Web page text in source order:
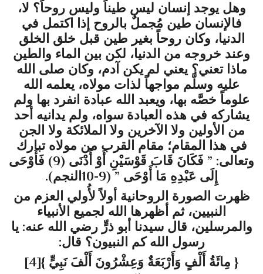
وهل يوجد إنسان ليس طيناً وليس روحاً؟ لا،
فالإنسان طين مُجملٌ بالروح إذا اكتمل في
الدنيا، وكان روحاً بغير طين قبل خلق الخلق
وعند خروجه من الدنيا، لكن بين الماء والطين
ماذا تعني؟ يعني لم يكن آدم، وكان صلى الله
عليه وسلَّم مواجهاً لذات مولاه، يعلمه الله
علوماً خصَّه بها، ويعبد الله عبادة انفرد بها ولم
يشاركه في هذه العبادة سواه، ولم يدانيه أحد
من الأولين ولا الآخرين ولا الملائكة ولا الجن
في هذا المقام؛ مقام القرب من مولاه تبارك
وتعالى: ” فَكَانَ قَابَ قَوْسَيْنِ أَوْ أَدْنَى (9) فَأَوْحَى
إِلَى عَبْدِهِ مَا أَوْحَى ” (9-10النجم).
ظهرت الصورة الروحانية أولاً لأُولي العزم من
النبيين، ثم أظهرها الله لجميع الأنبياء
والمرسلين، قال سيدنا أبو ذرٍّ رضي الله عنه: يا
رسول الله كم النبيون؟ قال:
{ مِائَةُ أَلْفٍ وَأَرْبَعَةٌ وَعِشْرُونَ أَلْفَ نَبِيٍّ }[4]